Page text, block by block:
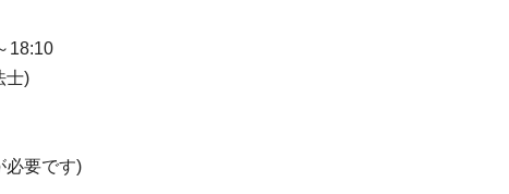
18:10
士)
必要です)